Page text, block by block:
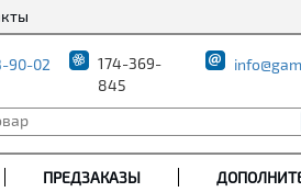
90-02
174-369-
845
ПРЕДЗАКАЗЫ